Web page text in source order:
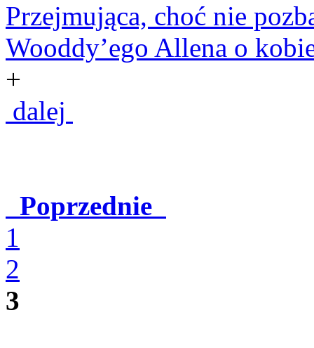
Przejmująca, choć nie
Wooddy’ego Allena o
+
dalej
Poprzednie
1
2
3